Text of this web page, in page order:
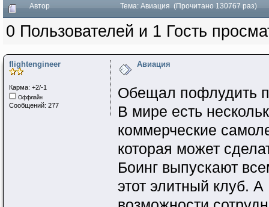
Автор Тема: Авиация (Прочитано 130767 раз)
0 Пользователей и 1 Гость
flightengineer
Карма: +2/-1
Оффлайн
Сообщений: 277
Авиация
Обещал пофлудить
В мире есть
коммерческие
которая может
Боинг выпускают
этот элитный клуб.